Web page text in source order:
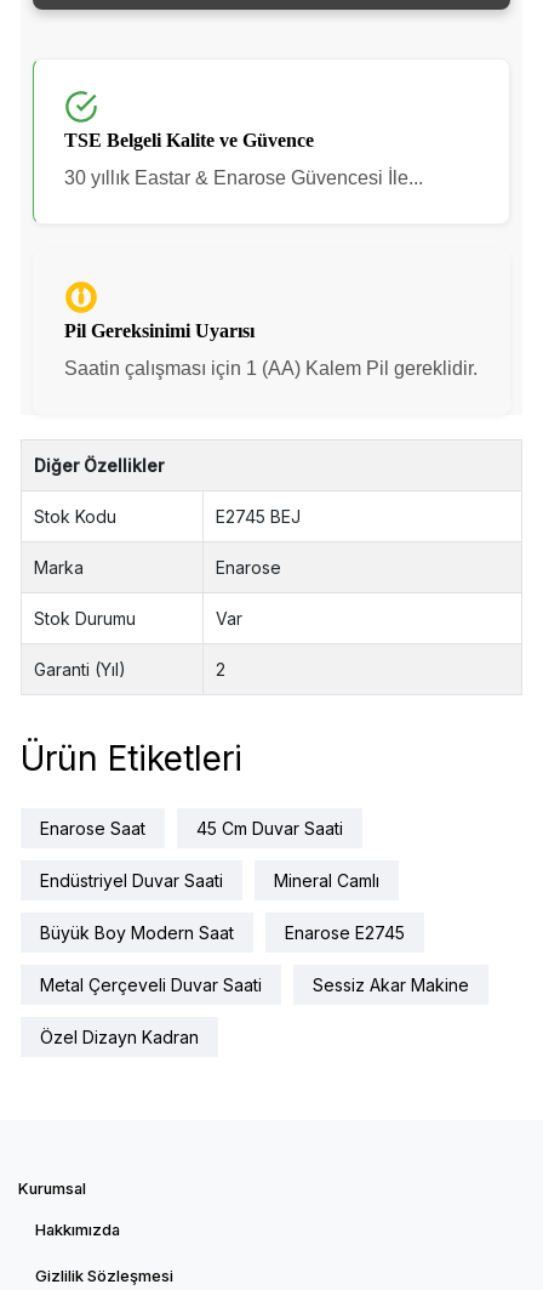
TSE Belgeli Kalite ve Güvence
30 yıllık Eastar & Enarose Güvencesi İle...
Pil Gereksinimi Uyarısı
Saatin çalışması için 1 (AA) Kalem Pil gereklidir.
Diğer Özellikler
Stok Kodu E2745 BEJ
Marka Enarose
Stok Durumu Var
Garanti (Yıl) 2
Ürün Etiketleri
Enarose Saat 45 Cm Duvar Saati
Endüstriyel Duvar Saati Mineral Camlı
Büyük Boy Modern Saat Enarose E2745
Metal Çerçeveli Duvar Saati Sessiz Akar Makine
Özel Dizayn Kadran
Kurumsal
Hakkımızda
Gizlilik Sözleşmesi